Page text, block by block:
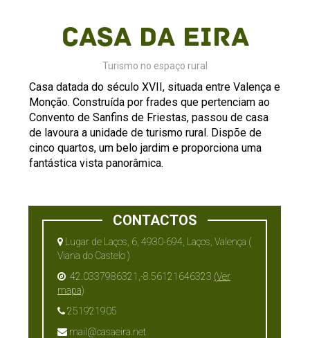
Casa da Eira
Turismo no espaço rural
Casa datada do século XVII, situada entre Valença e
Monção. Construída por frades que pertenciam ao
Convento de Sanfins de Friestas, passou de casa
de lavoura a unidade de turismo rural. Dispõe de
cinco quartos, um belo jardim e proporciona uma
fantástica vista panorâmica.
CONTACTOS
Lugar de Laços, 6, 4930-694, Laços, Valença (
Viana do Castelo )
42.0337986321,-8.56121646323 (Ver
mapa)
251921905
mail@casaeira.net